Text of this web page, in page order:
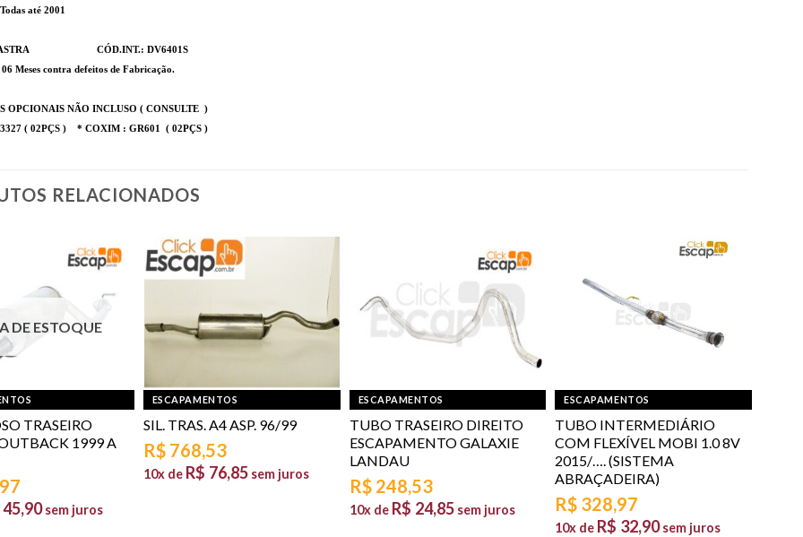
até 2001
CÓD.INT.: DV6401S
Meses contra defeitos de Fabricação.
OPCIONAIS NÃO INCLUSO ( CONSULTE )
( 02PÇS ) * COXIM : GR601 ( 02PÇS )
RELACIONADOS
DE ESTOQUE
TRASEIRO
1999 A
45,90 sem juros
ESCAPAMENTOS
SIL. TRAS. A4 ASP. 96/99
R$ 768,53
10x de R$ 76,85 sem juros
ESCAPAMENTOS
TUBO TRASEIRO DIREITO
ESCAPAMENTO GALAXIE
LANDAU
R$ 248,53
10x de R$ 24,85 sem juros
ESCAPAMENTOS
TUBO INTERMEDIÁRIO
COM FLEXÍVEL MOBI 1.0 8V
2015/…. (SISTEMA
ABRAÇADEIRA)
R$ 328,97
10x de R$ 32,90 sem juros